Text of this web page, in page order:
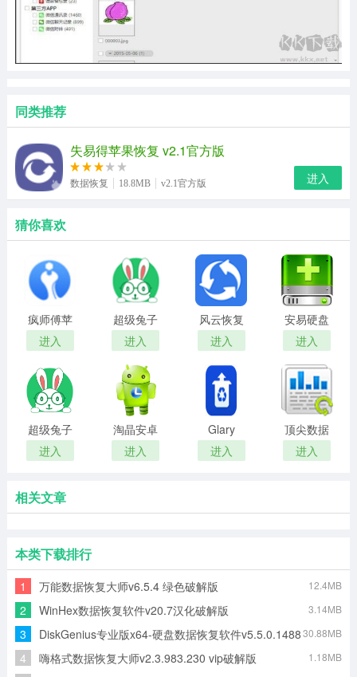
同类推荐
失易得苹果恢复 v2.1官方版
数据恢复 18.8MB v2.1官方版 进入
猜你喜欢
疯师傅苹
果数据恢
复大师
进入
超级兔子
数据恢复
免费版
进入
风云恢复
大师电脑
版官方新
版本
进入
安易硬盘
数据恢复
软件
进入
超级兔子
数据恢复
软件
进入
淘晶安卓
手机数据
恢复
进入
Glary
Undelete
升级版
进入
顶尖数据
恢复正式
版
进入
相关文章
本类下载排行
1 万能数据恢复大师v6.5.4 绿色破解版 12.4MB
2 WinHex数据恢复软件v20.7汉化破解版 3.14MB
3 DiskGenius专业版x64-硬盘数据恢复软件v5.5.0.148830.88MB
4 嗨格式数据恢复大师v2.3.983.230 vip破解版 1.18MB